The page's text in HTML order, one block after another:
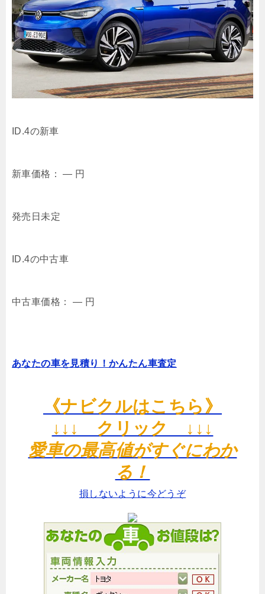
ID.4の新車
新車価格： ― 円
発売日未定
ID.4の中古車
中古車価格： ― 円
あなたの車を見積り！かんたん車査定
《ナビクルはこちら》
↓↓↓ クリック ↓↓↓
愛車の最高値がすぐにわか
る！
損しないように今どうぞ